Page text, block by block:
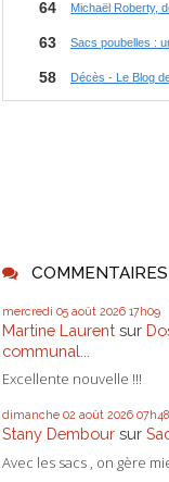
mercredi 05 août 2026 17h09
Martine Laurent sur
communal...
Excellente nouvelle !!!
dimanche 02 août 2026 07h48
Stany Dembour sur
Avec les sacs , on gère